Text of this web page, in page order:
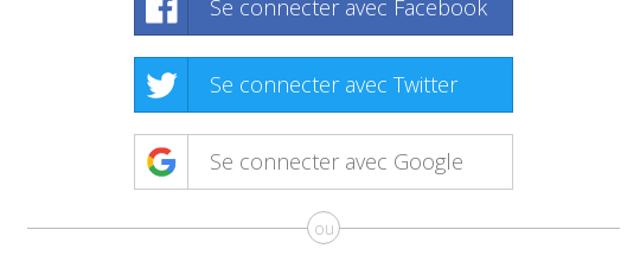
Se connecter avec Facebook
Se connecter avec Twitter
Se connecter avec Google
ou